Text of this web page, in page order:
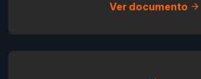
Ver documento